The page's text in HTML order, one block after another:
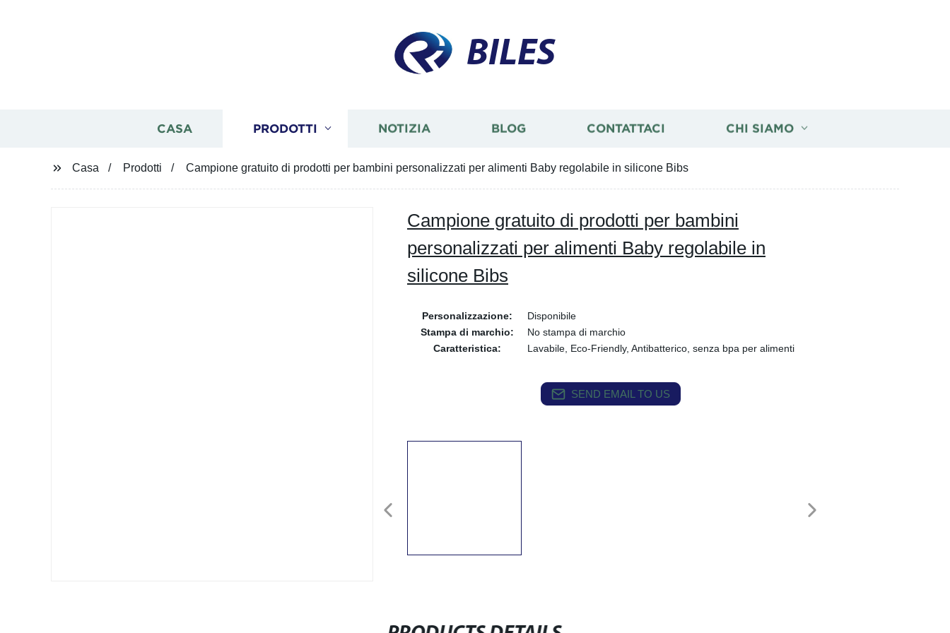
BILES
CASA PRODOTTI NOTIZIA BLOG CONTATTACI CHI SIAMO
Casa Prodotti Campione gratuito di prodotti per bambini personalizzati per alimenti Baby regolabile in silicone Bibs
Campione gratuito di prodotti per bambini
personalizzati per alimenti Baby regolabile in
silicone Bibs
Personalizzazione:
Disponibile
Stampa di marchio:
No stampa di marchio
Caratteristica:
Lavabile, Eco-Friendly, Antibatterico, senza bpa per alimenti
SEND EMAIL TO US